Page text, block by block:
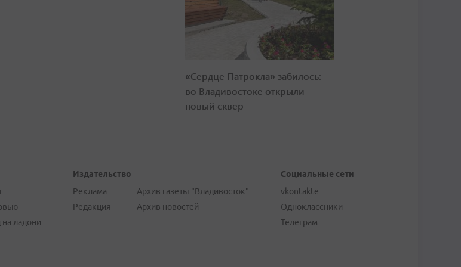
«Сердце Патрокла» забилось:
во Владивостоке открыли
новый сквер
на ладони
Издательство
Реклама
Редакция
Архив газеты "Владивосток"
Архив новостей
Социальные сети
vkontakte
Одноклассники
Телеграм